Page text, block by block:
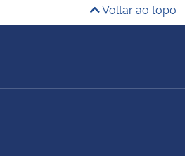
Voltar ao topo